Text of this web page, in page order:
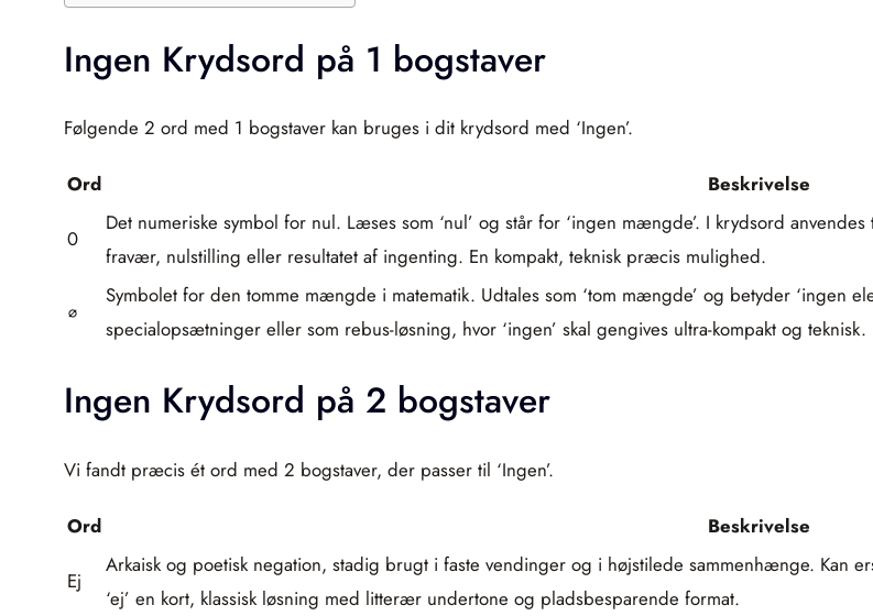
Ingen Krydsord på 1 bogstaver
Følgende 2 ord med 1 bogstaver kan bruges i dit krydsord med ‘Ingen’.
Ord Beskrivelse
0
Det numeriske symbol for nul. Læses som ‘nul’ og står for ‘ingen mængde’. I krydsord
fravær, nulstilling eller resultatet af ingenting. En kompakt, teknisk præcis mulighed.
∅
Symbolet for den tomme mængde i matematik. Udtales som ‘tom mængde’ og betyder ‘ingen
specialopsætninger eller som rebus-løsning, hvor ‘ingen’ skal gengives ultra-kompakt og teknisk.
Ingen Krydsord på 2 bogstaver
Vi fandt præcis ét ord med 2 bogstaver, der passer til ‘Ingen’.
Ord Beskrivelse
Ej
Arkaisk og poetisk negation, stadig brugt i faste vendinger og i højstilede sammenhænge. Kan
‘ej’ en kort, klassisk løsning med litterær undertone og pladsbesparende format.